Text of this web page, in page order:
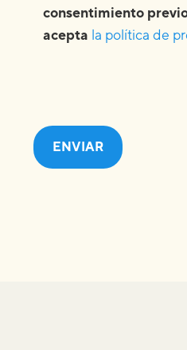
consentimiento
acepta la política de
ENVIAR